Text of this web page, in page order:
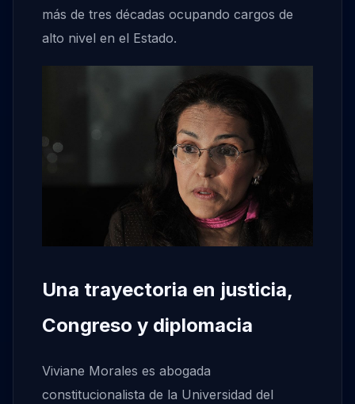
más de tres décadas ocupando cargos de
alto nivel en el Estado.
Una trayectoria en justicia,
Congreso y diplomacia
Viviane Morales es abogada
constitucionalista de la Universidad del